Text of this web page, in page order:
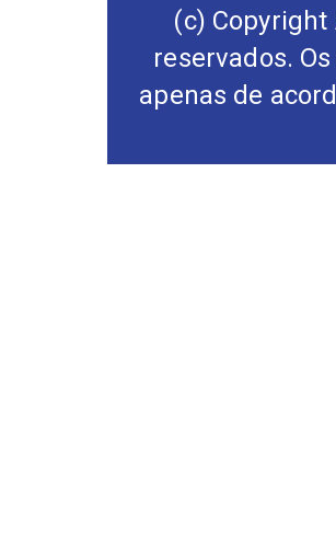
(c)
reservados.
apenas de